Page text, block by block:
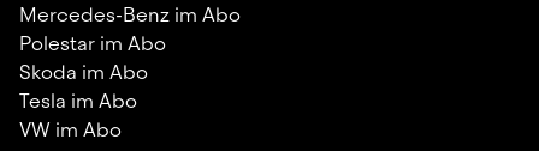
Mercedes-Benz im Abo
Polestar im Abo
Skoda im Abo
Tesla im Abo
VW im Abo